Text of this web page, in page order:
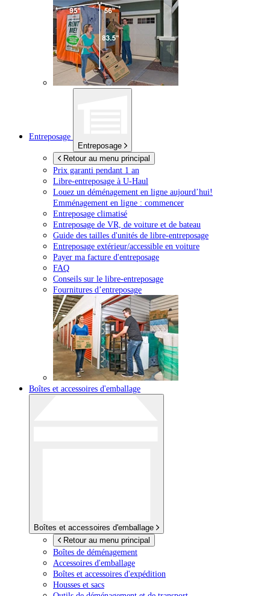
Entreposage
Entreposage
Retour au menu principal
Prix garanti pendant 1 an
Libre-entreposage à U-Haul
Louez un déménagement en ligne aujourd’hui!
Emménagement en ligne : commencer
Entreposage climatisé
Entreposage de VR, de voiture et de bateau
Guide des tailles d'unités de libre-entreposage
Entreposage extérieur/accessible en voiture
Payer ma facture d'entreposage
FAQ
Conseils sur le libre-entreposage
Fournitures d’entreposage
Boîtes et accessoires d'emballage
Boîtes et accessoires d'emballage
Retour au menu principal
Boîtes de déménagement
Accessoires d'emballage
Boîtes et accessoires d'expédition
Housses et sacs